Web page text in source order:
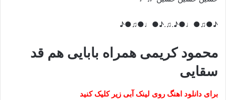
♪●♫●♩●♪.♫.♪●♩●♫●♪
محمود کریمی همراه بابایی هم قد
سقایی
برای دانلود اهنگ روی لینک آبی زیر کلیک کنید